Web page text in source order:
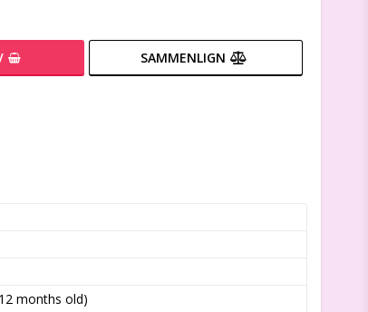
SAMMENLIGN
months old)